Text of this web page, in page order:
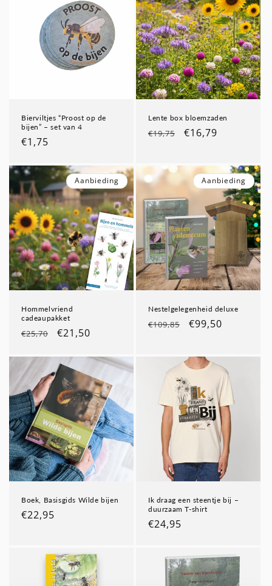
Bierviltjes “Proost op de
bijen” – set van 4
Normale
€1,75
Lente box bloemzaden
Normale
€19,75 Aanbiedingsprijs
€16,79
Aanbieding
Hommelvriend
cadeaupakket
Normale
€25,70 Aanbiedingsprijs
€21,50
Aanbieding
Nestelgelegenheid deluxe
Normale
€109,85 €99,50
Boek, Basisgids Wilde bijen
Normale
€22,95
Ik draag een steentje bij –
duurzaam T-shirt
Normale
€24,95